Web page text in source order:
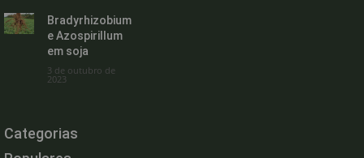
Bradyrhizobium
e Azospirillum
em soja
3 de outubro de
2023
Categorias